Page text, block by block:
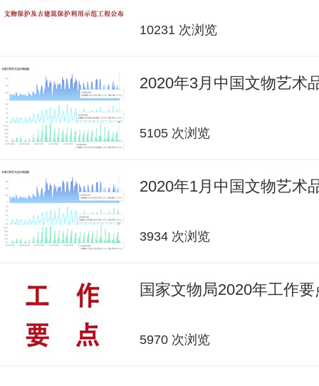
10231 次浏览
2020年3月中国文物艺术
5105 次浏览
2020年1月中国文物艺术
3934 次浏览
国家文物局2020年工作要
5970 次浏览